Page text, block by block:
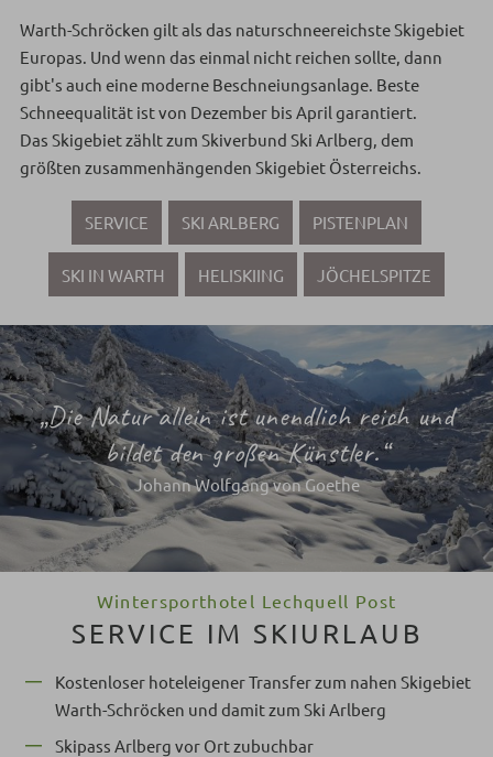
Warth-Schröcken gilt als das naturschneereichste Skigebiet
Europas. Und wenn das einmal nicht reichen sollte, dann
gibt's auch eine moderne Beschneiungsanlage. Beste
Schneequalität ist von Dezember bis April garantiert.
Das Skigebiet zählt zum Skiverbund Ski Arlberg, dem
größten zusammenhängenden Skigebiet Österreichs.
SERVICE SKI ARLBERG PISTENPLAN
SKI IN WARTH HELISKIING JÖCHELSPITZE
„Die Natur allein ist unendlich reich und
bildet den großen Künstler.“
Johann Wolfgang von Goethe
Wintersporthotel Lechquell Post
SERVICE IM SKIURLAUB
Kostenloser hoteleigener Transfer zum nahen Skigebiet
Warth-Schröcken und damit zum Ski Arlberg
Skipass Arlberg vor Ort zubuchbar